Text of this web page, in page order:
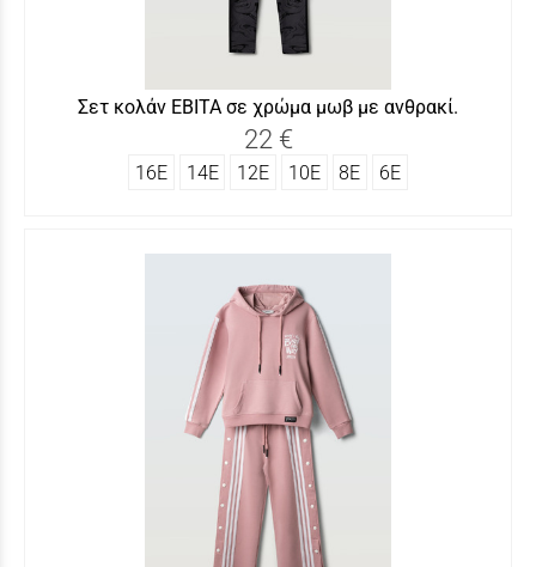
Σετ κολάν ΕΒΙΤΑ σε χρώμα μωβ με ανθρακί.
22 €
16Ε 14Ε 12Ε 10Ε 8Ε 6Ε